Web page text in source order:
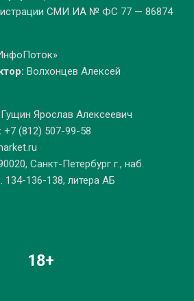
СМИ ИА № ФС 77 — 86874
Волхонцев Алексей
Гущин Ярослав Алексеевич
+7 (812) 507-99-58
Санкт-Петербург г., наб.
136-138, литера АБ
18+